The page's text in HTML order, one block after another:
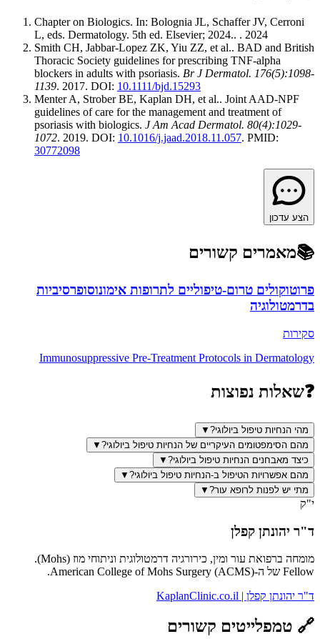
Chapter on Biologics. In: Bolognia JL, Schaffer JV, Cerroni
L, eds. Dermatology. 5th ed. Elsevier; 2024.. . 2024
Smith CH, Jabbar-Lopez ZK, Yiu ZZ, et al.. BAD and British
Thoracic Society guidelines for prescribing TNF-alpha
blockers in adults with psoriasis. Br J Dermatol. 176(5):1098-
1139. 2017. DOI: 10.1111/bjd.15293
Menter A, Strober BE, Kaplan DH, et al.. Joint AAD-NPF
guidelines of care for the management and treatment of
psoriasis with biologics. J Am Acad Dermatol. 80(4):1029-
1072. 2019. DOI: 10.1016/j.jaad.2018.11.057. PMID:
30772098
הצע עדכון
📚מאמרים קשורים
פרוטוקולים טרום-טיפוליים לתרופות אימונוסופרסיביות
בדרמטולוגיה
סקירות
Immunosuppressive Pre-Treatment Protocols in Dermatology
❓שאלות נפוצות
מהי הנחיות טיפול ביולוגי? ▼
מהם הסימפטומים העיקריים של הנחיות טיפול ביולוגי? ▼
כיצד מאבחנים הנחיות טיפול ביולוגי? ▼
מהם אפשרויות הטיפול ב-הנחיות טיפול ביולוגי? ▼
מתי יש לפנות לרופא עור? ▼
י"ק
ד"ר יהונתן קפלן
מומחה ברפואת עור ומין, כירורגיה דרמטולוגית וניתוחי מוז (Mohs).
Fellow של ה-American College of Mohs Surgery (ACMS).
ד"ר יהונתן קפלן | KaplanClinic.co.il
🔗 טמפלייטים קשורים